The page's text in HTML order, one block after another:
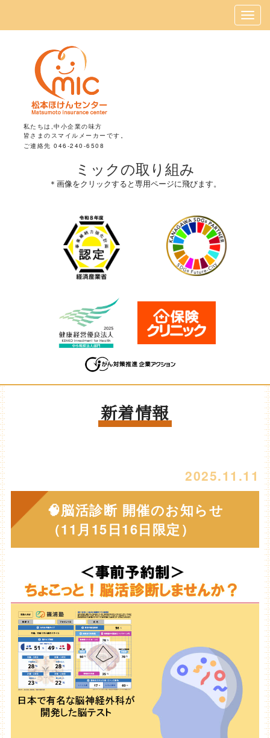
私たちは,中小企業の味方
皆さまのスマイルメーカーです。
ご連絡先 046-240-6508
ミックの取り組み
＊画像をクリックすると専用ページに飛びます。
新着情報
2025.11.11
🧠脳活診断 開催のお知らせ
（11月15日16日限定）